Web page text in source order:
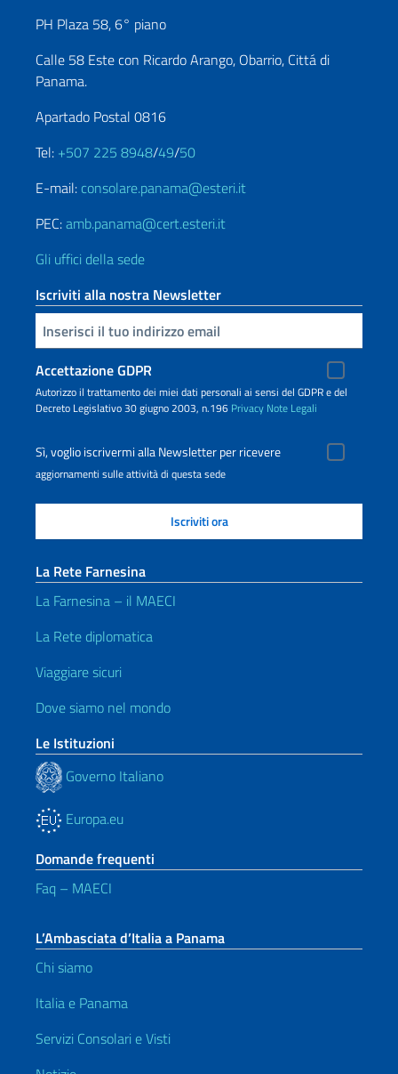
PH Plaza 58, 6° piano
Calle 58 Este con Ricardo Arango, Obarrio, Cittá di
Panama.
Apartado Postal 0816
Tel: +507 225 8948/49/50
E-mail: consolare.panama@esteri.it
PEC:amb.panama@cert.esteri.it
Gli uffici della sede
Iscriviti alla nostra Newsletter
Inserisci la tua email
Accettazione GDPR
Autorizzo il trattamento dei miei dati personali ai sensi del GDPR e del
Decreto Legislativo 30 giugno 2003, n.196 Privacy Note Legali
Sì, voglio iscrivermi alla Newsletter per ricevere
aggiornamenti sulle attività di questa sede
La Rete Farnesina
La Farnesina – il MAECI
La Rete diplomatica
Viaggiare sicuri
Dove siamo nel mondo
Le Istituzioni
Governo Italiano
Europa.eu
Domande frequenti
Faq – MAECI
L’Ambasciata d’Italia a Panama
Chi siamo
Italia e Panama
Servizi Consolari e Visti